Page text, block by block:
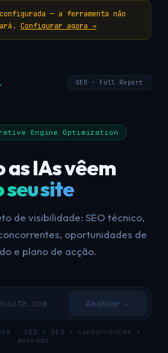
— a ferramenta não
Configurar agora →
GEO · Full Report
Engine Optimization
as IAs vêem
seu site
de visibilidade: SEO técnico,
oportunidades de
e plano de acção.
Analisar →
· SEO + GEO + concorrentes +
mercado